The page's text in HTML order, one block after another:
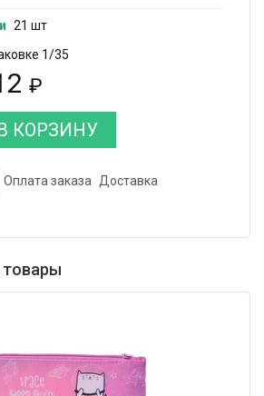
21 шт
1/35
₽
КОРЗИНУ
Оплата заказа Доставка